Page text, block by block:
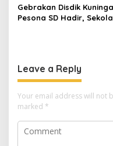
Gebrakan Disdik
Pesona SD Hadir,
Leave a Reply
Your email address will not
marked *